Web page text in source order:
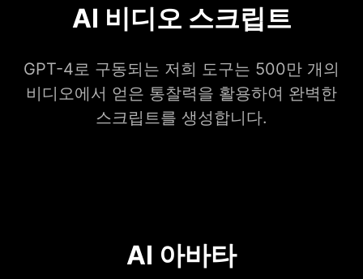
AI 비디오 스크립트
GPT-4로 구동되는 저희 도구는 500만 개의
비디오에서 얻은 통찰력을 활용하여 완벽한
스크립트를 생성합니다.
AI 아바타